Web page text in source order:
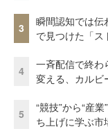
3
瞬間認知では伝
で見つけた「ス
4
一斉配信で終わ
変える、カルビ
5
“競技”から“産
ち上げに学ぶ市